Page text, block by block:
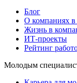
Блог
О компаниях
Жизнь в
ИТ-проекты
Рейтинг
Молодым